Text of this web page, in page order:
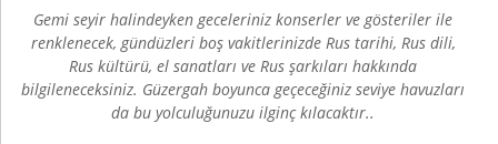
Gemi seyir halindeyken geceleriniz konserler ve gösteriler ile
renklenecek, gündüzleri boş vakitlerinizde Rus tarihi, Rus dili,
Rus kültürü, el sanatları ve Rus şarkıları hakkında
bilgileneceksiniz. Güzergah boyunca geçeceğiniz seviye havuzları
da bu yolculuğunuzu ilginç kılacaktır..